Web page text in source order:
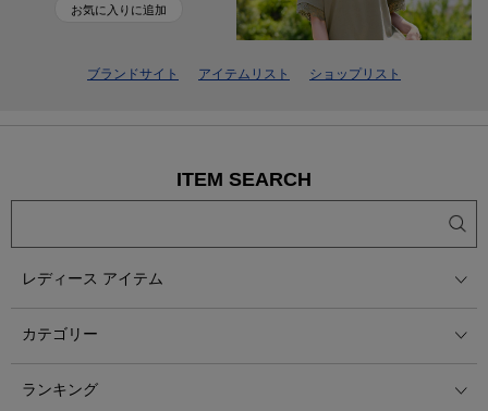
お気に入りに追加
ブランドサイト アイテムリスト ショップリスト
ITEM SEARCH
レディース アイテム
カテゴリー
ランキング